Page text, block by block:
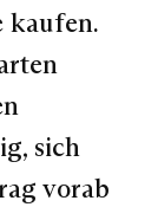
kaufen.
sich
vorab